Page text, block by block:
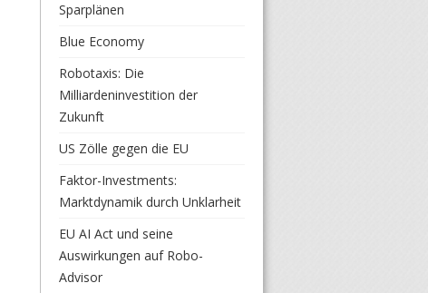
Sparplänen
Blue Economy
Robotaxis: Die
Milliardeninvestition der
Zukunft
US Zölle gegen die EU
Faktor-Investments:
Marktdynamik durch Unklarheit
EU AI Act und seine
Auswirkungen auf Robo-
Advisor